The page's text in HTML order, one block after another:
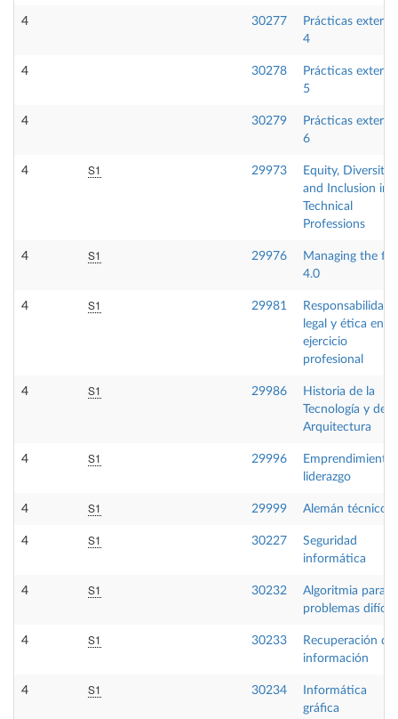
4 30277
Prácticas
4
4 30278
Prácticas
5
4 30279
Prácticas
6
4 S1 29973
Equity, Diversity
and Inclusion in
Technical
Professions
4 S1 29976
Managing the
4.0
4 S1 29981
Responsabilidad
legal y ética en el
ejercicio
profesional
4 S1 29986
Historia de la
Tecnología y de la
Arquitectura
4 S1 29996
Emprendimiento
liderazgo
4 S1 29999 Alemán técnico
4 S1 30227
Seguridad
informática
4 S1 30232
Algoritmia para
problemas
4 S1 30233
Recuperación de
información
4 S1 30234
Informática
gráfica